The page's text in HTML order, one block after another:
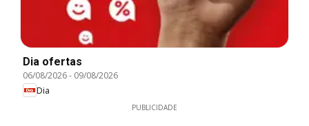
Dia ofertas
06/08/2026- 09/08/2026
Dia
PUBLICIDADE